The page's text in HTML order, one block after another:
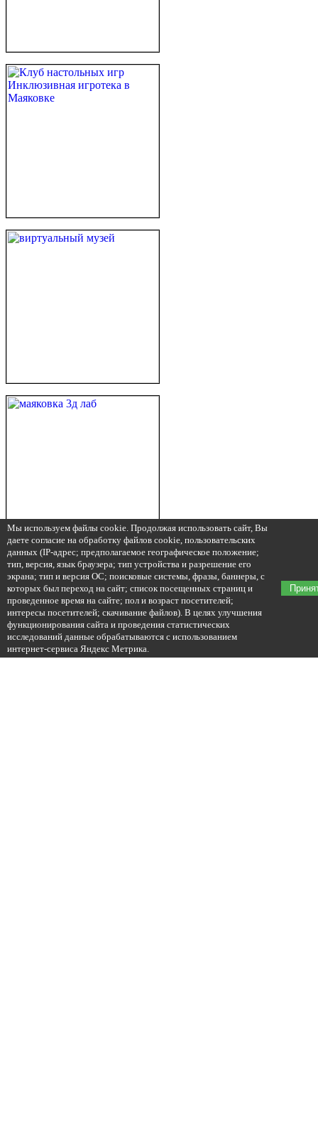
Мы используем файлы cookie. Продолжая использовать сайт, Вы
даете согласие на обработку файлов cookie, пользовательских
данных (IP-адрес; предполагаемое географическое положение;
тип, версия, язык браузера; тип устройства и разрешение его
экрана; тип и версия ОС; поисковые системы, фразы, баннеры, с
которых был переход на сайт; список посещенных страниц и
проведенное время на сайте; пол и возраст посетителей;
интересы посетителей; скачивание файлов). В целях улучшения
функционирования сайта и проведения статистических
исследований данные обрабатываются с использованием
интернет-сервиса Яндекс Метрика.